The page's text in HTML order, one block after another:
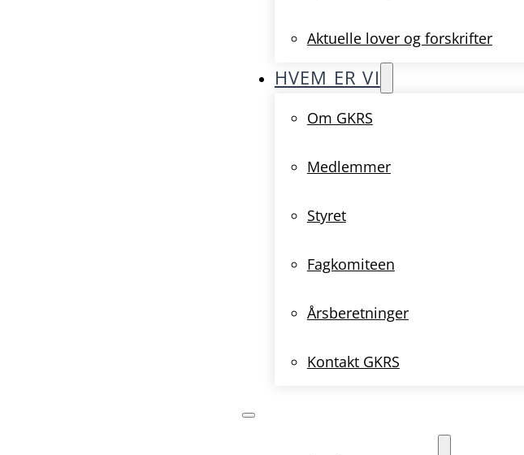
Aktuelle lover og forskrifter
HVEM ER VI
Om GKRS
Medlemmer
Styret
Fagkomiteen
Årsberetninger
Kontakt GKRS